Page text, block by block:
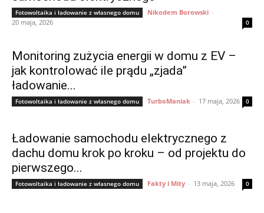
Fotowoltaika i ładowanie z własnego domu Nikodem Borowski -
20 maja, 2026
0
Monitoring zużycia energii w domu z EV –
jak kontrolować ile prądu „zjada”
ładowanie...
Fotowoltaika i ładowanie z własnego domu TurboManiak - 17 maja, 2026 0
Ładowanie samochodu elektrycznego z
dachu domu krok po kroku – od projektu do
pierwszego...
Fotowoltaika i ładowanie z własnego domu Fakty i Mity - 13 maja, 2026 0